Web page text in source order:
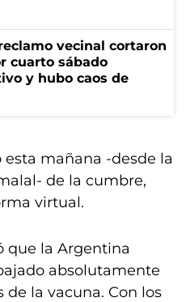
vecinal cortaron
cuarto sábado
y hubo caos de
mañana -desde la
de la cumbre,
virtual.
que la Argentina
absolutamente
de la vacuna. Con los